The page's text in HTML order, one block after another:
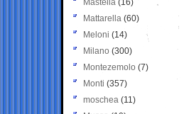
Mastella (16)
Mattarella (60)
Meloni (14)
Milano (300)
Montezemolo (7)
Monti (357)
moschea (11)